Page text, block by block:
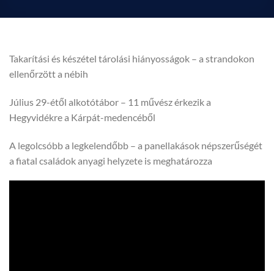
Takarítási és készétel tárolási hiányosságok – a strandokon
ellenőrzött a nébih
Július 29-étől alkotótábor – 11 művész érkezik a
Hegyvidékre a Kárpát-medencéből
A legolcsóbb a legkelendőbb – a panellakások népszerűségét
a fiatal családok anyagi helyzete is meghatározza